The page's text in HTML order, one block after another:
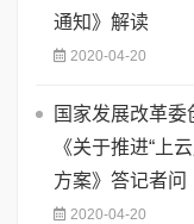
通知》解读
2020-04-20
国家发展改革
《关于推进“上
方案》答记者问
2020-04-20